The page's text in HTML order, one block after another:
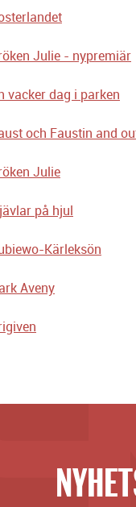
Julie - nypremiär
vacker dag i parken
och Faustin and
Julie
på hjul
Kärleksön
Aveny